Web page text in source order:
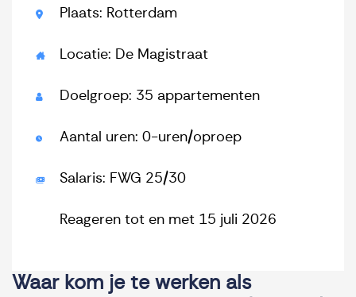
Plaats: Rotterdam
Locatie: De Magistraat
Doelgroep: 35 appartementen
Aantal uren: 0-uren/oproep
Salaris: FWG 25/30
Reageren tot en met 15 juli 2026
Waar kom je te werken als